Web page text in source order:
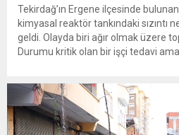
Tekirdağ’ın Ergene ilçesinde
kimyasal reaktör tankındaki sızıntı
geldi. Olayda biri ağır olmak üzere
Durumu kritik olan bir işçi tedavi
ilçesine...